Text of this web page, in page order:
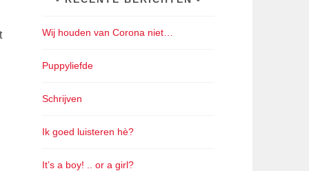
Wij houden van Corona niet…
Puppyliefde
Schrijven
Ik goed luisteren hè?
It’s a boy! .. or a girl?